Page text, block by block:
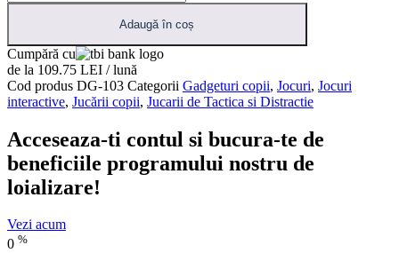
Adaugă în coș
Cumpără cu
de la 109.75 LEI / lună
Cod produs DG-103 Categorii Gadgeturi copii, Jocuri, Jocuri
interactive, Jucării copii, Jucarii de Tactica si Distractie
Acceseaza-ti contul si bucura-te de
beneficiile programului nostru de
loializare!
Vezi acum
0 %